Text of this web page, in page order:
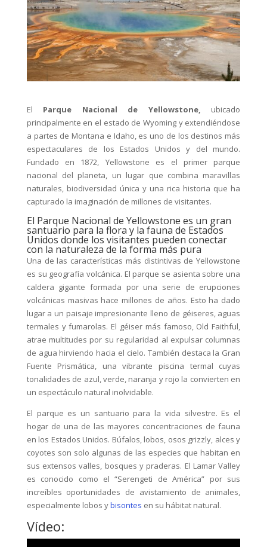
El Parque Nacional de Yellowstone, ubicado
principalmente en el estado de Wyoming y extendiéndose
a partes de Montana e Idaho, es uno de los destinos más
espectaculares de los Estados Unidos y del mundo.
Fundado en 1872, Yellowstone es el primer parque
nacional del planeta, un lugar que combina maravillas
naturales, biodiversidad única y una rica historia que ha
capturado la imaginación de millones de visitantes.
El Parque Nacional de Yellowstone es un gran
santuario para la flora y la fauna de Estados
Unidos donde los visitantes pueden conectar
con la naturaleza de la forma más pura
Una de las características más distintivas de Yellowstone
es su geografía volcánica. El parque se asienta sobre una
caldera gigante formada por una serie de erupciones
volcánicas masivas hace millones de años. Esto ha dado
lugar a un paisaje impresionante lleno de géiseres, aguas
termales y fumarolas. El géiser más famoso, Old Faithful,
atrae multitudes por su regularidad al expulsar columnas
de agua hirviendo hacia el cielo. También destaca la Gran
Fuente Prismática, una vibrante piscina termal cuyas
tonalidades de azul, verde, naranja y rojo la convierten en
un espectáculo natural inolvidable.
El parque es un santuario para la vida silvestre. Es el
hogar de una de las mayores concentraciones de fauna
en los Estados Unidos. Búfalos, lobos, osos grizzly, alces y
coyotes son solo algunas de las especies que habitan en
sus extensos valles, bosques y praderas. El Lamar Valley
es conocido como el “Serengeti de América” por sus
increíbles oportunidades de avistamiento de animales,
especialmente lobos ybisontes en su hábitat natural.
Vídeo: